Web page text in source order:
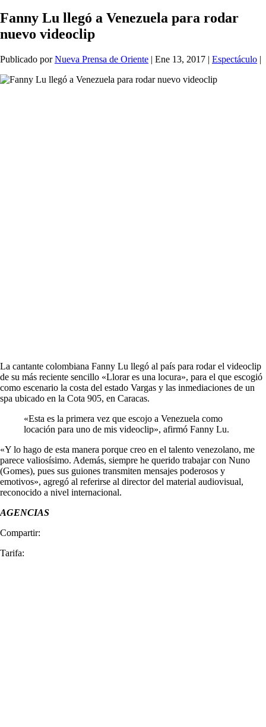
Fanny Lu llegó a Venezuela para rodar
nuevo videoclip
Publicado porNueva Prensa de Oriente | Ene 13, 2017 | Espectáculo |
La cantante colombiana Fanny Lu llegó al país para rodar el videoclip
de su más reciente sencillo «Llorar es una locura», para el que escogió
como escenario la costa del estado Vargas y las inmediaciones de un
spa ubicado en la Cota 905, en Caracas.
«Esta es la primera vez que escojo a Venezuela como
locación para uno de mis videoclip», afirmó Fanny Lu.
«Y lo hago de esta manera porque creo en el talento venezolano, me
parece valiosísimo. Además, siempre he querido trabajar con Nuno
(Gomes), pues sus guiones transmiten mensajes poderosos y
emotivos», agregó al referirse al director del material audiovisual,
reconocido a nivel internacional.
AGENCIAS
Compartir:
Tarifa: